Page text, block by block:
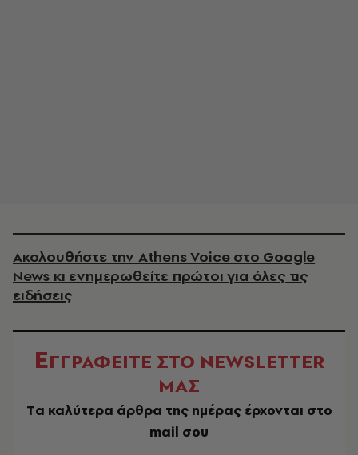
Ακολουθήστε την Athens Voice στο Google
News κι ενημερωθείτε πρώτοι για όλες τις
ειδήσεις
ΕΓΓΡΑΦΕΙΤΕ ΣΤΟ NEWSLETTER
ΜΑΣ
Tα καλύτερα άρθρα της ημέρας έρχονται στο
mail σου